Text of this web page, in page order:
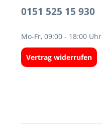
0151 525 15 930
Mo-Fr, 09:00 - 18:00 Uhr
Vertrag widerrufen